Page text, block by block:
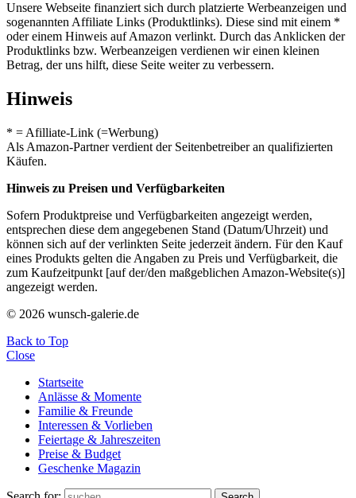
Unsere Webseite finanziert sich durch platzierte Werbeanzeigen und
sogenannten Affiliate Links (Produktlinks). Diese sind mit einem *
oder einem Hinweis auf Amazon verlinkt. Durch das Anklicken der
Produktlinks bzw. Werbeanzeigen verdienen wir einen kleinen
Betrag, der uns hilft, diese Seite weiter zu verbessern.
Hinweis
* = Afilliate-Link (=Werbung)
Als Amazon-Partner verdient der Seitenbetreiber an qualifizierten
Käufen.
Hinweis zu Preisen und Verfügbarkeiten
Sofern Produktpreise und Verfügbarkeiten angezeigt werden,
entsprechen diese dem angegebenen Stand (Datum/Uhrzeit) und
können sich auf der verlinkten Seite jederzeit ändern. Für den Kauf
eines Produkts gelten die Angaben zu Preis und Verfügbarkeit, die
zum Kaufzeitpunkt [auf der/den maßgeblichen Amazon-Website(s)]
angezeigt werden.
© 2026 wunsch-galerie.de
Back to Top
Close
Startseite
Anlässe & Momente
Familie & Freunde
Interessen & Vorlieben
Feiertage & Jahreszeiten
Preise & Budget
Geschenke Magazin